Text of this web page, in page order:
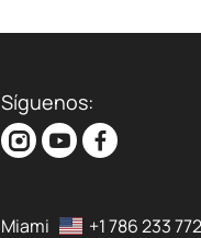
Síguenos:
Miami
+1 786 233